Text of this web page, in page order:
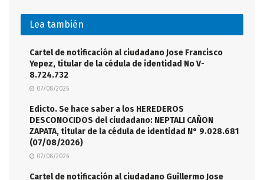
Lea también
Cartel de notificación al ciudadano Jose Francisco
Yepez, titular de la cédula de identidad No V-
8.724.732
07/08/2026
Edicto. Se hace saber a los HEREDEROS
DESCONOCIDOS del ciudadano: NEPTALI CAÑON
ZAPATA, titular de la cédula de identidad N° 9.028.681
(07/08/2026)
07/08/2026
Cartel de notificación al ciudadano Guillermo Jose